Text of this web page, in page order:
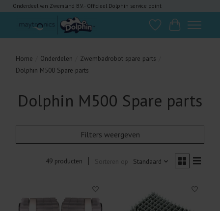
Onderdeel van Zwemland B.V. - Officieel Dolphin service point
VerlanglijstWinkelwagen
Home Onderdelen Zwembadrobot spare parts
Dolphin M500 Spare parts
Dolphin M500 Spare parts
Filters weergeven
49 producten Sorteren op Standaard